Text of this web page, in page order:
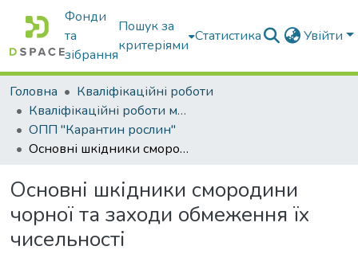
Фонди
та
зібрання
Пошук за
критеріями
Статистика Увійти
Головна
Кваліфікаційні роботи
Кваліфікаційні роботи магістрів
ОПП "Карантин рослин"
Основні шкідники смородини чорної та заходи обмеження їх чисельності
Основні шкідники смородини
чорної та заходи обмеження їх
чисельності